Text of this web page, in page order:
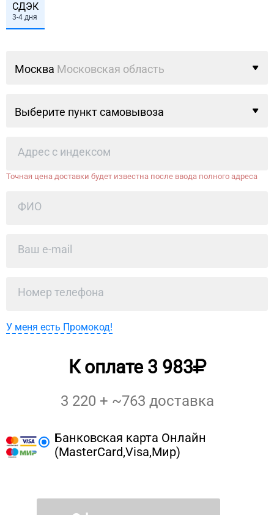
СДЭК
3-4 дня
Москва Московская область
Выберите пункт самовывоза
Точная цена доставки будет известна после ввода полного адреса
У меня есть Промокод!
К оплате 3 983
3 220 + ~763 доставка
Банковская карта Онлайн
(MasterCard,Visa,Мир)